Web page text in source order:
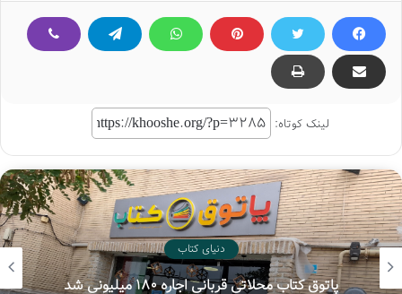
«هرکس نوشتن و خواندن ابتدایی را آموخته باشد. برای این امر
لازم است تمام بی‌سوادان برای یادگیری و تمام خواهران و برادران
باسواد برای یاددادن بپاخیزید.»
لینک کوتاه:
دنیای کتاب
پاتوق کتاب محلاتی قربانی اجاره ۱۸۰ میلیونی شد